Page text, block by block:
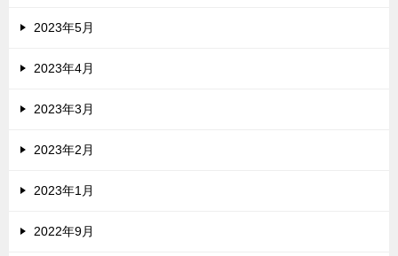
2023年5月
2023年4月
2023年3月
2023年2月
2023年1月
2022年9月